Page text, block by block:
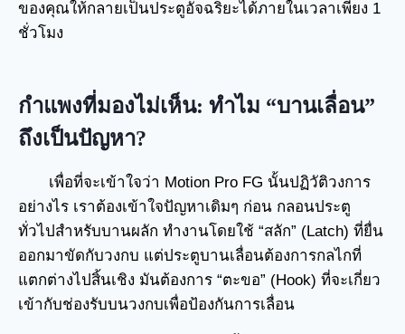
ของคุณให้กลายเป็นประตูอัจฉริยะได้ภายในเวลาเพียง 1
ชั่วโมง
กำแพงที่มองไม่เห็น: ทำไม “บานเลื่อน”
ถึงเป็นปัญหา?
เพื่อที่จะเข้าใจว่า Motion Pro FG นั้นปฏิวัติวงการ
อย่างไร เราต้องเข้าใจปัญหาเดิมๆ ก่อน กลอนประตู
ทั่วไปสำหรับบานผลัก ทำงานโดยใช้ “สลัก” (Latch) ที่ยื่น
ออกมาขัดกับวงกบ แต่ประตูบานเลื่อนต้องการกลไกที่
แตกต่างไปสิ้นเชิง มันต้องการ “ตะขอ” (Hook) ที่จะเกี่ยว
เข้ากับช่องรับบนวงกบเพื่อป้องกันการเลื่อน